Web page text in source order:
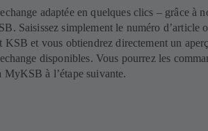
adaptée en quelques clics – grâce à
Saisissez simplement le numéro d’article
KSB et vous obtiendrez directement un
disponibles. Vous pourrez les
MyKSB à l’étape suivante.